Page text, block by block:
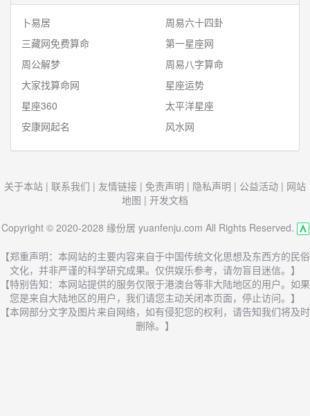
卜易居
周易六十四卦
三藏网免费算命
第一星座网
周公解梦
周易八字算命
大家找算命网
星座运势
星座360
太平洋星座
安康网起名
风水网
关于本站 | 联系我们 | 友情链接 | 免责声明 | 隐私声明 | 公益活动 | 网站
地图 | 开发文档
Copyright © 2020-2028 缘份居 yuanfenju.com All Rights Reserved.
【郑重声明：本网站的主要内容来自于中国传统文化思想及东西方的民俗
文化，并非严谨的科学研究成果。仅供娱乐参考，请勿盲目迷信。】
【特别告知：本网站提供的服务仅限于港澳台等非大陆地区的用户。如果
您是来自大陆地区的用户，我们请您主动关闭本页面，停止访问。】
【本网部分文字及图片来自网络，如有侵犯您的权利，请告知我们将及时
删除。】